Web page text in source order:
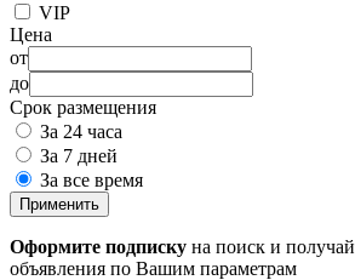
VIP
Цена
от
до
Срок размещения
За 24 часа
За 7 дней
За все время
Применить
Оформите подписку на поиск и
объявления по Вашим параметрам